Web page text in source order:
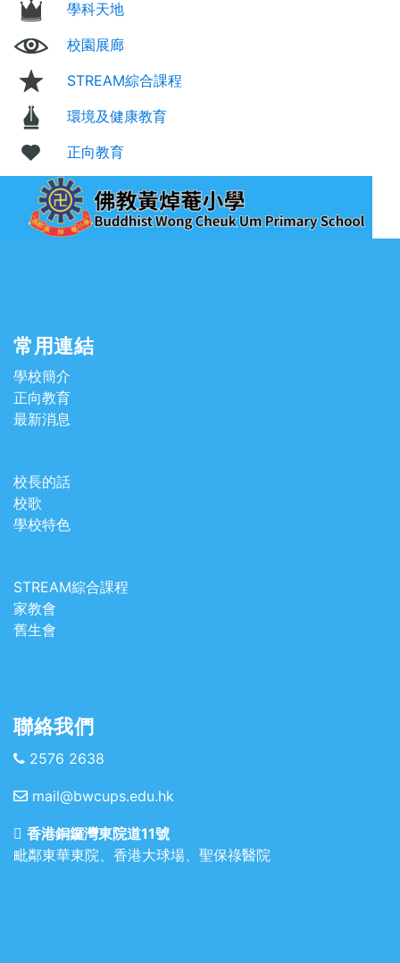
學科天地
校園展廊
STREAM綜合課程
環境及健康教育
正向教育
常用連結
學校簡介
正向教育
最新消息
校長的話
校歌
學校特色
STREAM綜合課程
家教會
舊生會
聯絡我們
2576 2638
mail@bwcups.edu.hk
香港銅鑼灣東院道11號
毗鄰東華東院、香港大球場、聖保祿醫院